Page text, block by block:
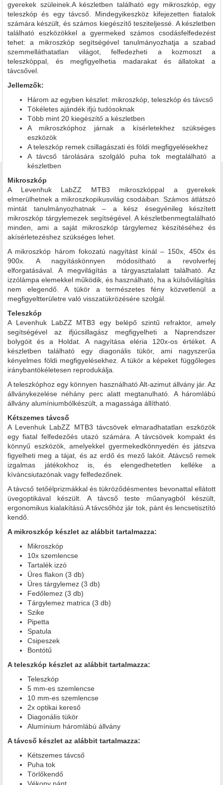
gyerekek szüleinek.A készletben található egy mikroszkóp, egy
teleszkóp és egy távcső. Mindegyikeszköz kifejezetten fiatalok
számára készült, és számos kiegészítő tesziteljessé. A készletben
található eszközökkel a gyermeked számos csodásfelfedezést
tehet: a mikroszkóp segítségével tanulmányozhatja a szabad
szemmelláthatatlan világot, felfedezheti a kozmoszt a
teleszkóppal, és megfigyelhetia madarakat és állatokat a
távcsővel.
Jellemzők:
Három az egyben készlet: mikroszkóp, teleszkóp és távcső
Tökéletes ajándék ifjú tudósoknak
Több mint 20 kiegészítő a készletben
A mikroszkóphoz járnak a kísérletekhez szükséges
eszközök
A teleszkóp remek csillagászati és földi megfigyelésekhez
A távcső tárolására szolgáló puha tok megtalálható a
készletben
Mikroszkóp
A Levenhuk LabZZ MTВ3 mikroszkóppal a gyerekek
elmerülhetnek a mikroszkopikusvilág csodáiban. Számos átlátszó
mintát tanulmányozhatnak – a kész ésegyénileg készített
mikroszkóp tárgylemezek segítségével. A készletbenmegtalálható
minden, ami a saját mikroszkóp tárgylemez készítéséhez és
akísérletezéshez szükséges lehet.
A mikroszkóp három fokozatú nagyítást kínál – 150x, 450x és
900x. A nagyításkönnyen módosítható a revolverfej
elforgatásával. A megvilágítás a tárgyasztalalatt található. Az
izzólámpa elemekkel működik, és használható, ha a külsővilágítás
nem elegendő. A tükör a természetes fény közvetlenül a
megfigyeltterületre való visszatükrözésére szolgál.
Teleszkóp
A Levenhuk LabZZ MTВ3 egy belépő szintű refraktor, amely
segítségével az ifjúcsillagász megfigyelheti a Naprendszer
bolygóit és a Holdat. A nagyítása eléria 120x-os értéket. A
készletben található egy diagonális tükör, ami nagyszerűa
kényelmes földi megfigyelésekhez. A tükör a képeket függőleges
iránybantökéletesen reprodukálja.
A teleszkóphoz egy könnyen használható Alt-azimut állvány jár. Az
állványkezelése néhány perc alatt megtanulható. A háromlábú
állvány alumíniumbólkészült, a magassága állítható.
Kétszemes távcső
A Levenhuk LabZZ MTВ3 távcsövek elmaradhatatlan eszközök
egy fiatal felfedezőés utazó számára. A távcsövek kompakt és
könnyű eszközök, amelyekkel gyermekedkönnyedén és játszva
figyelheti meg a tájat, és az erdő és mező lakóit. Atávcső remek
izgalmas játékokhoz is, és elengedhetetlen kelléke a
kíváncsiutazónak vagy felfedezőnek.
A távcső tetőélprizmákkal és tükröződésmentes bevonattal ellátott
üvegoptikával készült. A távcső teste műanyagból készült,
ergonomikus kialakítású.A távcsőhöz jár tok, pánt és lencsetisztító
kendő.
A mikroszkóp készlet az alábbit tartalmazza:
Mikroszkóp
10x szemlencse
Tartalék izzó
Üres flakon (3 db)
Üres tárgylemez (3 db)
Fedőlemez (3 db)
Tárgylemez matrica (3 db)
Szike
Pipetta
Spatula
Csipeszek
Bontótű
A teleszkóp készlet az alábbit tartalmazza:
Teleszkóp
5 mm-es szemlencse
10 mm-es szemlencse
2x optikai kereső
Diagonális tükör
Alumínium háromlábú állvány
A távcső készlet az alábbit tartalmazza:
Kétszemes távcső
Puha tok
Törlőkendő